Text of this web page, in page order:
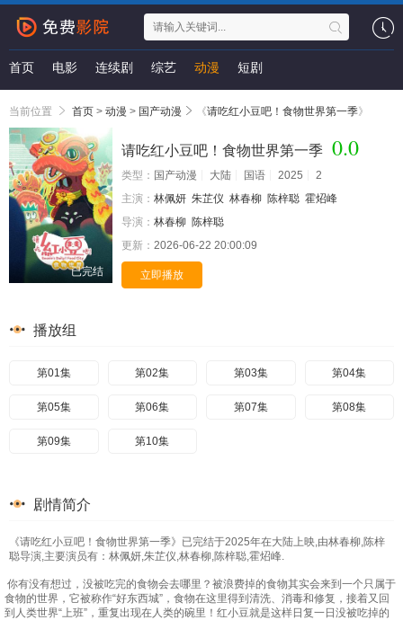
首页 电影 连续剧 综艺 动漫 短剧
当前位置 首页 > 动漫 > 国产动漫 《请吃红小豆吧！食物世界第一季》
已完结
请吃红小豆吧！食物世界第一季 0.0
类型： 国产动漫 大陆 国语 2025
2
主演： 林佩妍 朱芷仪 林春柳 陈梓聪 霍炤峰
导演： 林春柳 陈梓聪
更新： 2026-06-22 20:00:09
立即播放
播放组
第01集 第02集 第03集 第04集
第05集 第06集 第07集 第08集
第09集 第10集
剧情简介
《请吃红小豆吧！食物世界第一季》已完结于2025年在大陆上映,由林春柳,陈梓
聪导演,主要演员有：林佩妍,朱芷仪,林春柳,陈梓聪,霍炤峰.
你有没有想过，没被吃完的食物会去哪里？被浪费掉的食物其实会来到一个只属于
食物的世界，它被称作“好东西城”，食物在这里得到清洗、消毒和修复，接着又回
到人类世界“上班”，重复出现在人类的碗里！红小豆就是这样日复一日没被吃掉的